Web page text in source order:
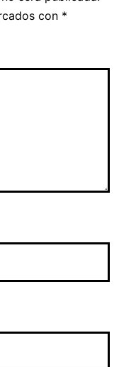
con *